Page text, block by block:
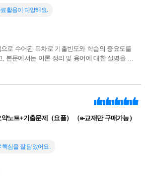
활용이 다양해요.
로 수어된 목차로 기출빈도와 학습의 중요도를
, 본문에서는 이론 정리 및 용어에 대한 설명을 추
가능하도록 하고 최신 출제경향을 분석하여 중
하였습니다. 이론과 함께 알아두면 좋은 내용을
였고, 연습문제를 수록하여 단원별로 학습한 내
어있습니다.
하게!?
노트+기출문제（요플） （e-교재만 구매가능）
핵심을 잘 담았어요.